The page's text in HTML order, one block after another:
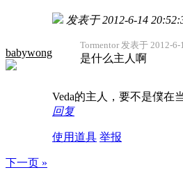
babywong
发表于 2012-6-14
Tormentor 发表于 2012-6-
是什么主人啊
Veda的主人，要不是僕在
回复
使用道具 举报
下一页 »